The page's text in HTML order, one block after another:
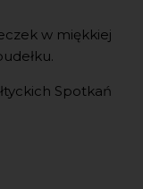
w miękkiej
Spotkań